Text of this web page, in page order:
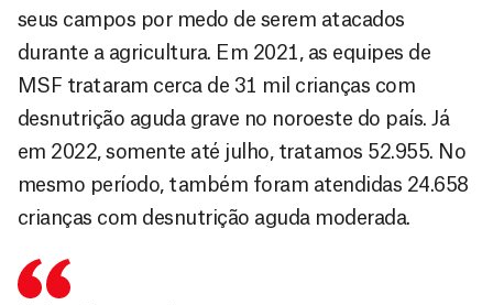
seus campos por medo de serem atacados
durante a agricultura. Em 2021, as equipes de
MSF trataram cerca de 31 mil crianças com
desnutrição aguda grave no noroeste do país. Já
em 2022, somente até julho, tratamos 52.955. No
mesmo período, também foram atendidas 24.658
crianças com desnutrição aguda moderada.